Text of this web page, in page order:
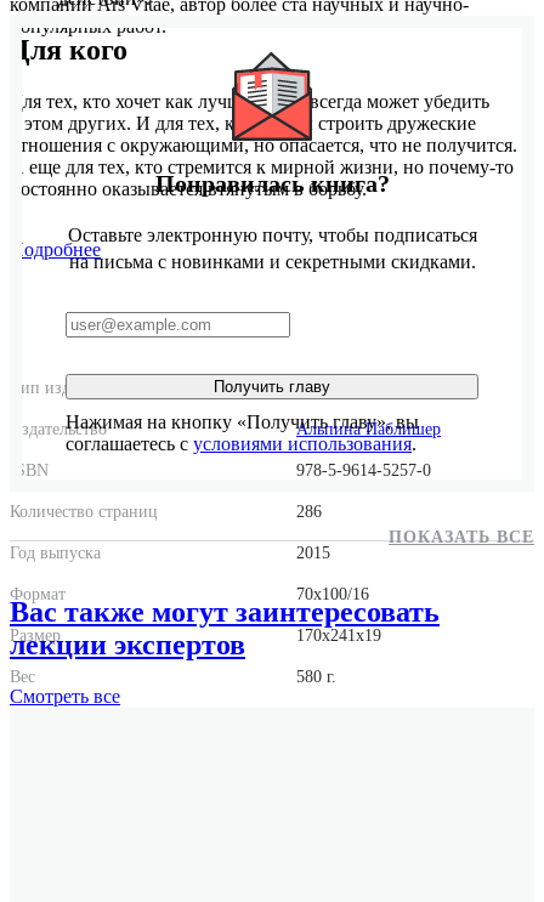
Для кого
Для тех, кто хочет как лучше, но не всегда может убедить
в этом других. И для тех, кто рад бы строить дружеские
отношения с окружающими, но опасается, что не получится.
А еще для тех, кто стремится к мирной жизни, но почему-то
постоянно оказывается втянутым в борьбу.
компании Ars Vitae, автор более ста научных и научно-
популярных работ.
Подробнее
Тип издания Твердый переплет
Издательство Альпина Паблишер
ISBN 978-5-9614-5257-0
Количество страниц 286
Год выпуска 2015
Формат 70x100/16
Размер 170x241x19
Вес 580 г.
Понравилась книга?
Оставьте электронную почту, чтобы подписаться
на письма с новинками и секретными скидками.
Получить главу
Нажимая на кнопку «Получить главу», вы
соглашаетесь с условиями использования.
ПОКАЗАТЬ ВСЕ
Вас также могут заинтересовать
лекции экспертов
Смотреть все